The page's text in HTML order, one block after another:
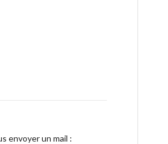
envoyer un mail :